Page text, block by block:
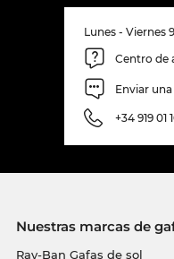
Lunes - Viernes
Centro de
Enviar
+34 919 01
Nuestras marcas de
Ray-Ban Gafas de sol